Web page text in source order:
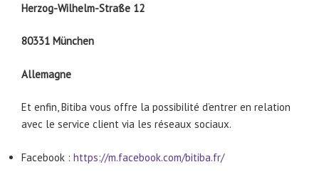
Herzog-Wilhelm-Straße 12
80331 München
Allemagne
Et enfin, Bitiba vous offre la possibilité d’entrer en relation
avec le service client via les réseaux sociaux.
Facebook : https://m.facebook.com/bitiba.fr/